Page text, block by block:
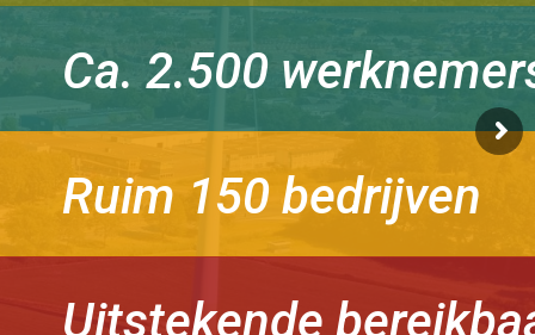
Ca. 2.500
Ruim 150 bedrijven
Uitstekende